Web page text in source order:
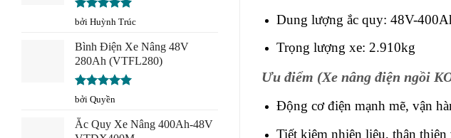
Được xếp
hạng5
sao
bởi Huỳnh Trúc
Bình Điện Xe Nâng 48V
280Ah (VTFL280)
Được xếp
hạng5
sao
bởi Quyền
Ắc Quy Xe Nâng 400Ah-48V
Dung lượng ắc quy: 48V-
Trọng lượng xe: 2.910kg
Ưu điểm (Xe nâng điện ngồi
Động cơ điện mạnh mẽ, vận
Tiết kiệm nhiên liệu, thân